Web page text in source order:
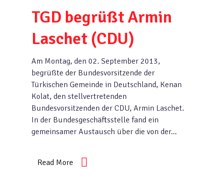
TGD begrüßt Armin
Laschet (CDU)
Am Montag, den 02. September 2013,
begrüßte der Bundesvorsitzende der
Türkischen Gemeinde in Deutschland, Kenan
Kolat, den stellvertretenden
Bundesvorsitzenden der CDU, Armin Laschet.
In der Bundesgeschäftsstelle fand ein
gemeinsamer Austausch über die von der…
Read More